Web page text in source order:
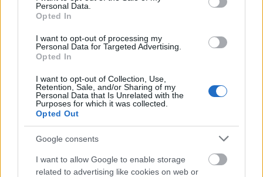
Personal Data.
Opted In
I want to opt-out of processing my
Personal Data for Targeted Advertising.
Opted In
I want to opt-out of Collection, Use,
Retention, Sale, and/or Sharing of my
Personal Data that Is Unrelated with the
Purposes for which it was collected.
Opted Out
Google consents
I want to allow Google to enable storage
related to advertising like cookies on web or
fogják oltani a szomjukat.
A székesfehérvári közgyűlés vizsgálatot kért a MOL
Aréna Sóstó baktériumfertőzése miatt
2019.07.03